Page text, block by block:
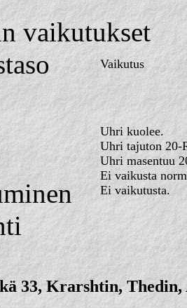
vaikutukset
Vaikutus
Uhri kuolee.
Uhri tajuton 20-
Uhri masentuu
Ei vaikusta
Ei vaikutusta.
33, Krarshtin,